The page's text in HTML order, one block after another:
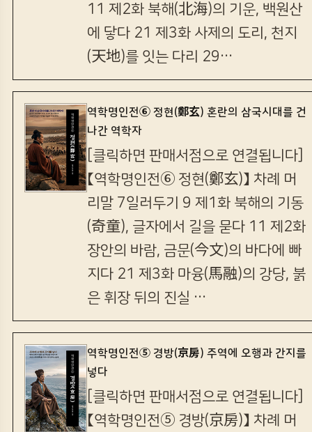
11 제2화 북해(北海)의 기운, 백원산
에 닿다 21 제3화 사제의 도리, 천지
(天地)를 잇는 다리 29…
역학명인전⑥ 정현(鄭玄) 혼란의 삼국시대를 건
나간 역학자
[클릭하면 판매서점으로 연결됩니다]
【역학명인전⑥ 정현(鄭玄)】 차례 머
리말 7일러두기 9 제1화 북해의 기동
(奇童), 글자에서 길을 묻다 11 제2화
장안의 바람, 금문(今文)의 바다에 빠
지다 21 제3화 마융(馬融)의 강당, 붉
은 휘장 뒤의 진실 …
역학명인전⑤ 경방(京房) 주역에 오행과 간지를
넣다
[클릭하면 판매서점으로 연결됩니다]
【역학명인전⑤ 경방(京房)】 차례 머